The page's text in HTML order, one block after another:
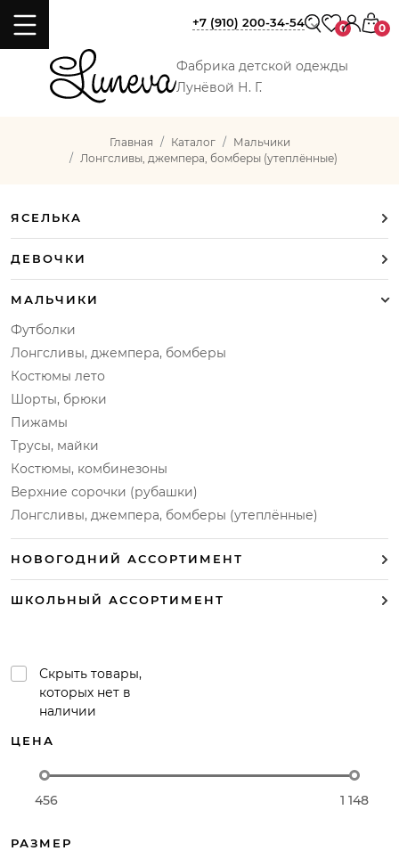
Фабрика детской одежды
Лунёвой Н. Г.
+7 (910) 200-34-54 0 0
Главная Каталог
Мальчики
Лонгсливы, джемпера, бомберы (утеплённые)
ЯСЕЛЬКА
ДЕВОЧКИ
МАЛЬЧИКИ
Футболки
Лонгсливы, джемпера, бомберы
Костюмы лето
Шорты, брюки
Пижамы
Трусы, майки
Костюмы, комбинезоны
Верхние сорочки (рубашки)
Лонгсливы, джемпера, бомберы (утеплённые)
НОВОГОДНИЙ АССОРТИМЕНТ
ШКОЛЬНЫЙ АССОРТИМЕНТ
Скрыть товары,
которых нет в
наличии
ЦЕНА
456 1 148
РАЗМЕР